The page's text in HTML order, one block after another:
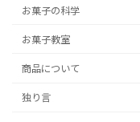
お菓子の科学
お菓子教室
商品について
独り言